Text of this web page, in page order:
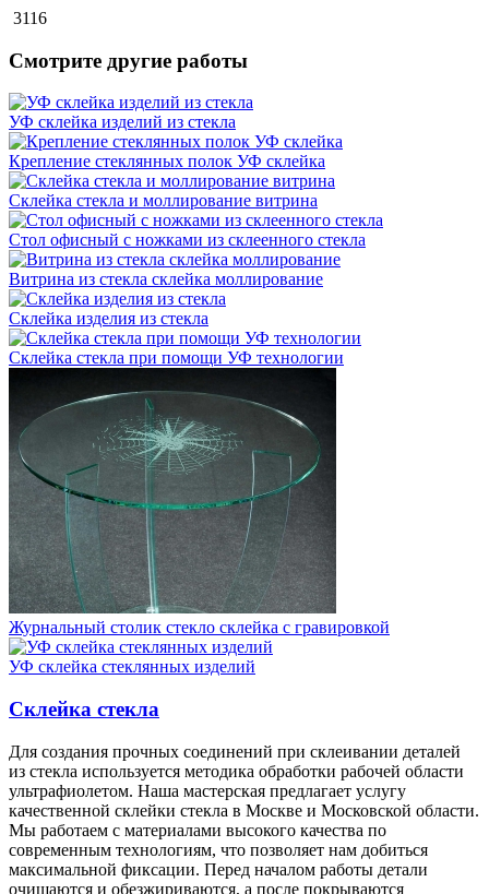
3116
Смотрите другие работы
УФ склейка изделий из стекла
Крепление стеклянных полок УФ склейка
Склейка стекла и моллирование витрина
Стол офисный с ножками из склеенного стекла
Витрина из стекла склейка моллирование
Склейка изделия из стекла
Склейка стекла при помощи УФ технологии
Журнальный столик стекло склейка с гравировкой
УФ склейка стеклянных изделий
Склейка стекла
Для создания прочных соединений при склеивании деталей
из стекла используется методика обработки рабочей области
ультрафиолетом. Наша мастерская предлагает услугу
качественной склейки стекла в Москве и Московской области.
Мы работаем с материалами высокого качества по
современным технологиям, что позволяет нам добиться
максимальной фиксации. Перед началом работы детали
очищаются и обезжириваются, а после покрываются